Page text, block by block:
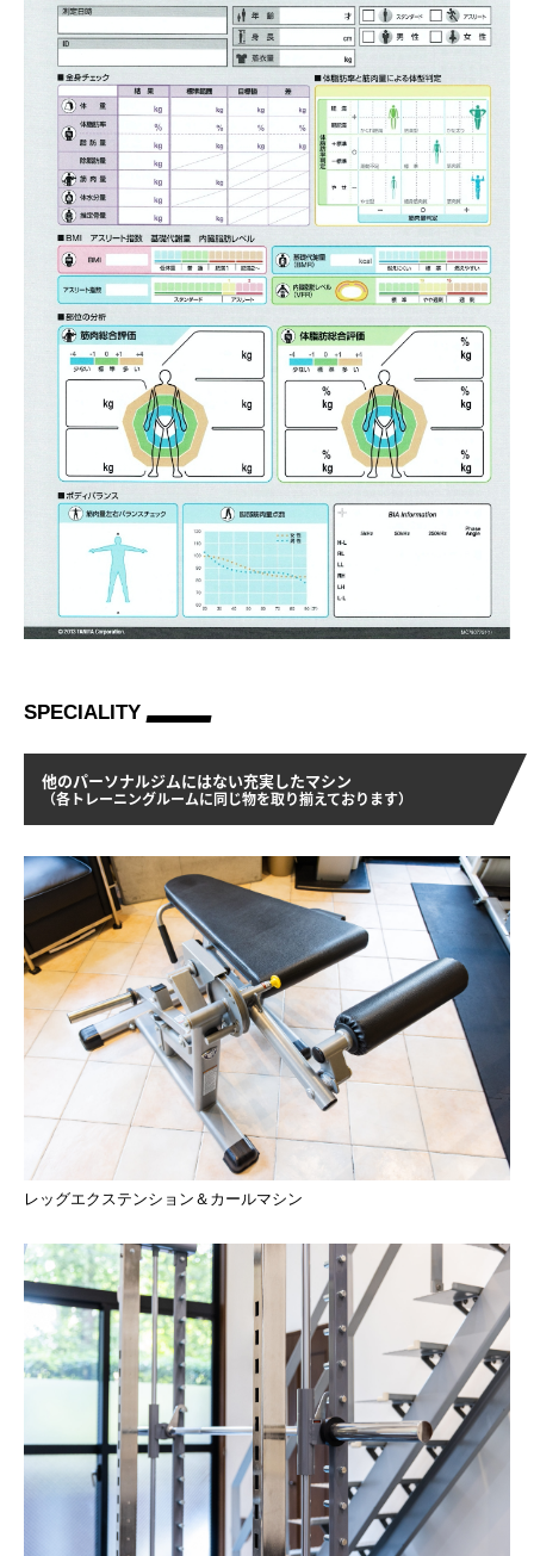
SPECIALITY
他のパーソナルジムにはない充実したマシン
（各トレーニングルームに同じ物を取り揃えております）
レッグエクステンション＆カールマシン